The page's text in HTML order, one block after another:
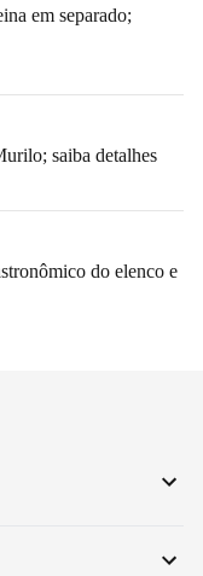
em separado;
saiba detalhes
do elenco e